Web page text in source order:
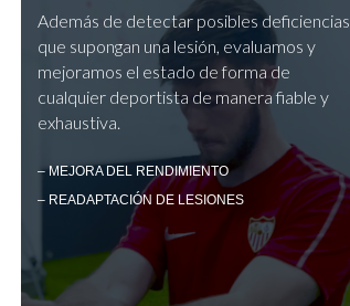
Además de detectar posibles deficiencias
que supongan una lesión, evaluamos y
mejoramos el estado de forma de
cualquier deportista de manera fiable y
exhaustiva.
– MEJORA DEL RENDIMIENTO
– READAPTACIÓN DE LESIONES